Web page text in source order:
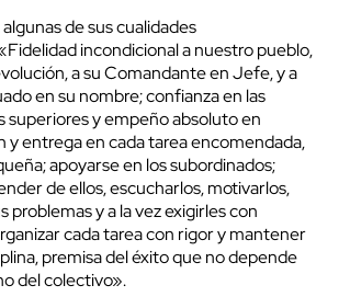
de sus cualidades
incondicional a nuestro pueblo,
a su Comandante en Jefe, y a
en su nombre; confianza en las
superiores y empeño absoluto en
y entrega en cada tarea encomendada,
apoyarse en los subordinados;
de ellos, escucharlos, motivarlos,
problemas y a la vez exigirles con
cada tarea con rigor y mantener
premisa del éxito que no depende
del colectivo».